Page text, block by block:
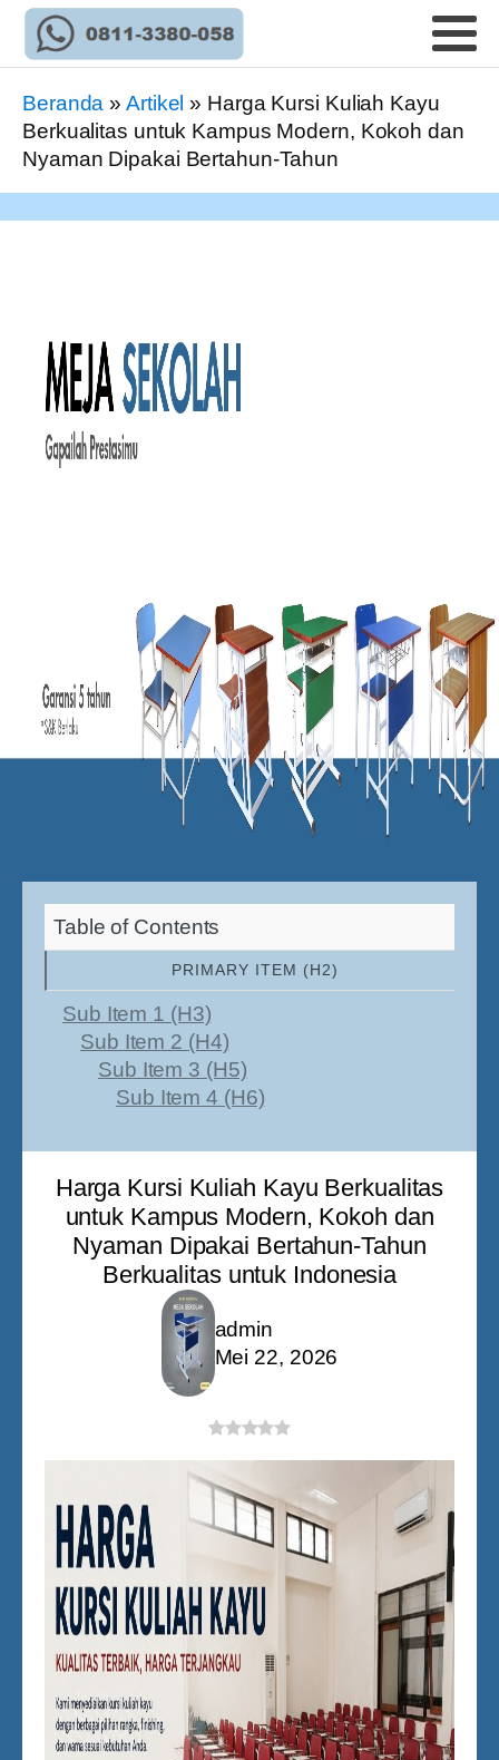
Beranda »Artikel » Harga Kursi Kuliah Kayu
Berkualitas untuk Kampus Modern, Kokoh dan
Nyaman Dipakai Bertahun-Tahun
Table of Contents
PRIMARY ITEM (H2)
Sub Item 1 (H3)
Sub Item 2 (H4)
Sub Item 3 (H5)
Sub Item 4 (H6)
Harga Kursi Kuliah Kayu Berkualitas
untuk Kampus Modern, Kokoh dan
Nyaman Dipakai Bertahun-Tahun
Berkualitas untuk Indonesia
admin
Mei 22, 2026